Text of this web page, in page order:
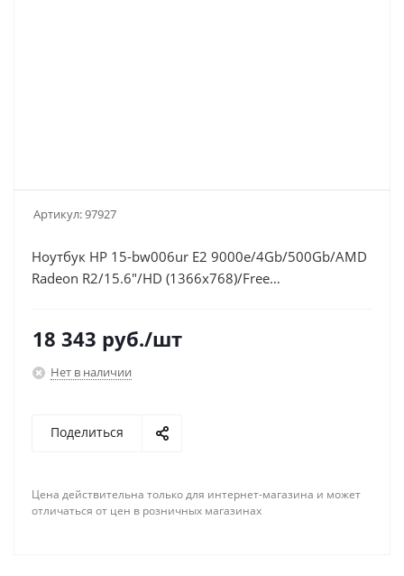
Артикул:97927
Ноутбук HP 15-bw006ur E2 9000e/4Gb/500Gb/AMD
Radeon R2/15.6"/HD (1366x768)/Free
18 343 руб./шт
Нет в наличии
Поделиться
Цена действительна только для интернет-магазина и может
отличаться от цен в розничных магазинах